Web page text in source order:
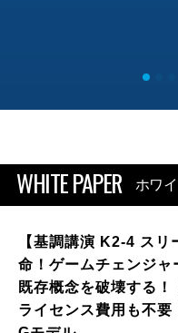
WHITE PAPER ホワ
【基調講演 K2-4 ス
命！ゲームチェンジ
既存概念を破壊する
ライセンス費用も不